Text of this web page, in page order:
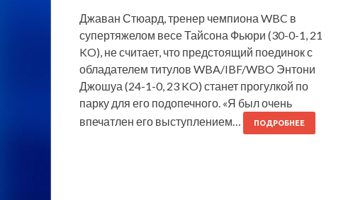
Джаван Стюард, тренер чемпиона WBC в
супертяжелом весе Тайсона Фьюри (30-0-1, 21
KO), не считает, что предстоящий поединок с
обладателем титулов WBA/IBF/WBO Энтони
Джошуа (24-1-0, 23 KO) станет прогулкой по
парку для его подопечного. «Я был очень
впечатлен его выступлением…
ПОДРОБНЕЕ